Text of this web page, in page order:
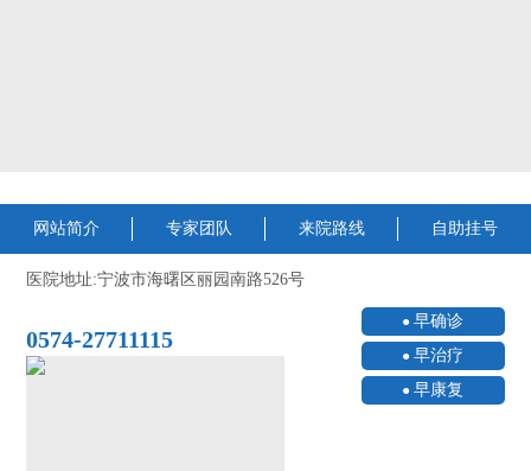
网站简介 专家团队 来院路线 自助挂号
医院地址:宁波市海曙区丽园南路526号
0574-27711115
早确诊
早治疗
早康复